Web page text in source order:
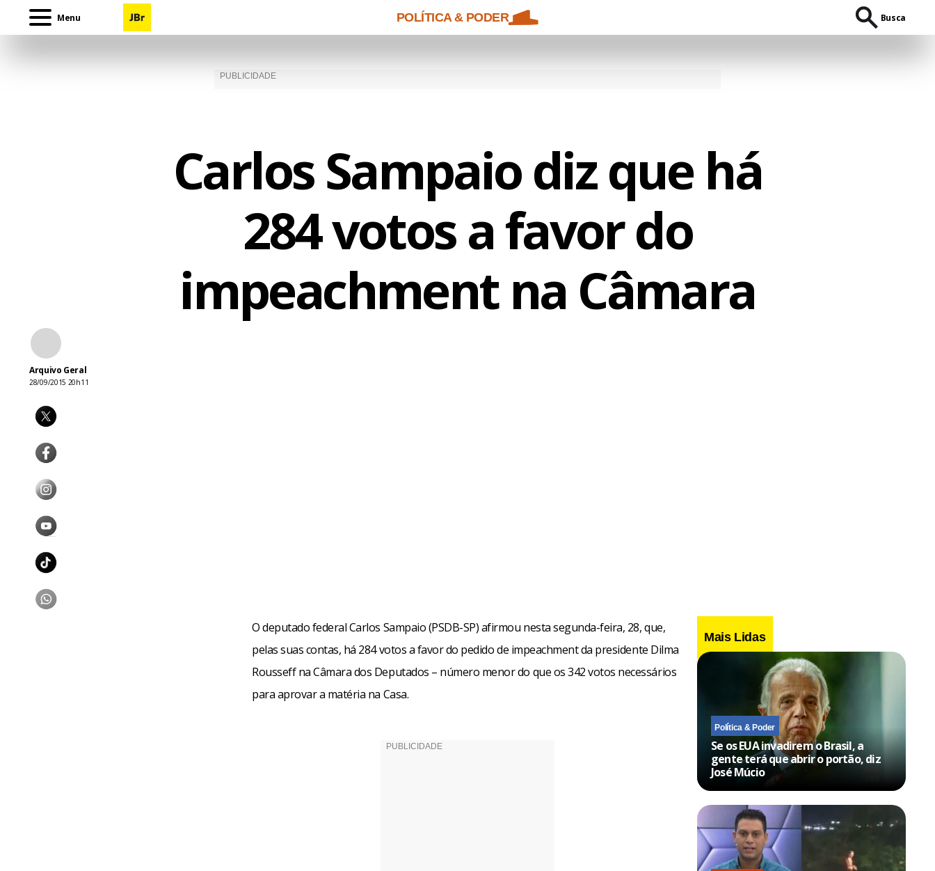
Menu POLÍTICA & PODER Busca
Carlos Sampaio diz que há
284 votos a favor do
impeachment na Câmara
Arquivo Geral
28/09/2015 20h11
O deputado federal Carlos Sampaio (PSDB-SP) afirmou nesta segunda-feira, 28, que,
pelas suas contas, há 284 votos a favor do pedido de impeachment da presidente Dilma
Rousseff na Câmara dos Deputados – número menor do que os 342 votos necessários
para aprovar a matéria na Casa.
Mais Lidas
Política & Poder
Se os EUA invadirem o Brasil, a
gente terá que abrir o portão, diz
José Múcio